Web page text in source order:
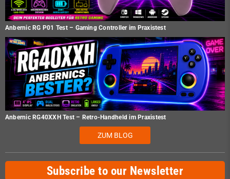
Anbernic RG P01 Test – Gaming Controller im Praxistest
Anbernic RG40XXH Test – Retro-Handheld im Praxistest
ZUM BLOG
Subscribe to our Newsletter